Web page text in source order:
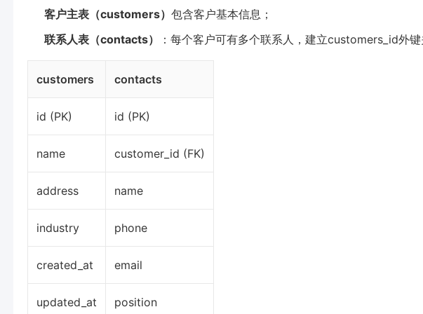
客户主表（customers） 包含客户基本信息；
联系人表（contacts）
：每个客户可有多个联系人，建立customers_id外
customers contacts
id (PK) id (PK)
name customer_id (FK)
address name
industry phone
created_at email
updated_at position